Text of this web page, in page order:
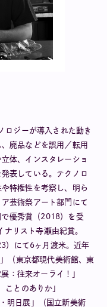
ロジーが導入された動き
廃品などを誤用／転用
体、インスタレーショ
表している。テクノロ
特権性を考察し、明ら
芸術祭アート部門にて
優秀賞（2018）を受
リスト寺瀬由紀賞。
）にて6ヶ月渡米。近年
（東京都現代美術館、東
：往来オーライ！」
ことのありか」
明日展」（国立新美術